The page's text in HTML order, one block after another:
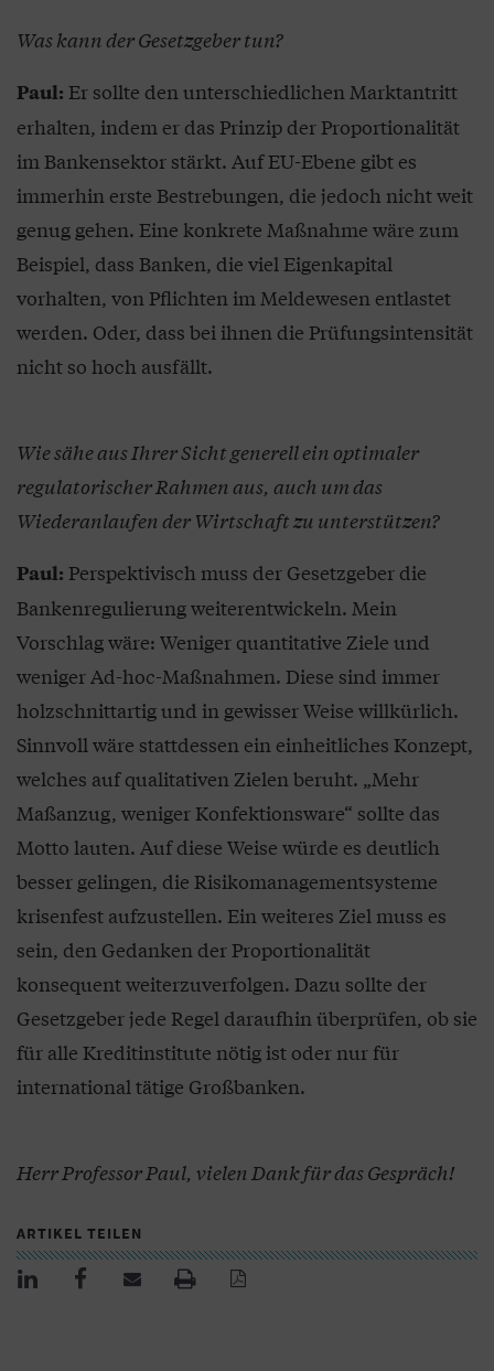
Was kann der Gesetzgeber tun?
Paul: Er sollte den unterschiedlichen Marktantritt
erhalten, indem er das Prinzip der Proportionalität
im Bankensektor stärkt. Auf EU-Ebene gibt es
immerhin erste Bestrebungen, die jedoch nicht weit
genug gehen. Eine konkrete Maßnahme wäre zum
Beispiel, dass Banken, die viel Eigenkapital
vorhalten, von Pflichten im Meldewesen entlastet
werden. Oder, dass bei ihnen die Prüfungsintensität
nicht so hoch ausfällt.
Wie sähe aus Ihrer Sicht generell ein optimaler
regulatorischer Rahmen aus, auch um das
Wiederanlaufen der Wirtschaft zu unterstützen?
Paul: Perspektivisch muss der Gesetzgeber die
Bankenregulierung weiterentwickeln. Mein
Vorschlag wäre: Weniger quantitative Ziele und
weniger Ad-hoc-Maßnahmen. Diese sind immer
holzschnittartig und in gewisser Weise willkürlich.
Sinnvoll wäre stattdessen ein einheitliches Konzept,
welches auf qualitativen Zielen beruht. „Mehr
Maßanzug, weniger Konfektionsware“ sollte das
Motto lauten. Auf diese Weise würde es deutlich
besser gelingen, die Risikomanagementsysteme
krisenfest aufzustellen. Ein weiteres Ziel muss es
sein, den Gedanken der Proportionalität
konsequent weiterzuverfolgen. Dazu sollte der
Gesetzgeber jede Regel daraufhin überprüfen, ob sie
für alle Kreditinstitute nötig ist oder nur für
international tätige Großbanken.
Herr Professor Paul, vielen Dank für das Gespräch!
ARTIKEL TEILEN